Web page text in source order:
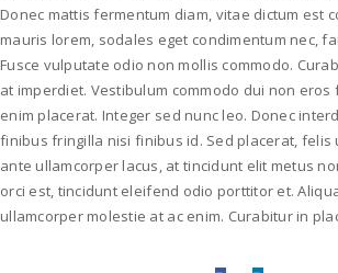
Donec mattis fermentum diam, vitae dictum est
mauris lorem, sodales eget condimentum nec,
Fusce vulputate odio non mollis commodo.
at imperdiet. Vestibulum commodo dui non eros
enim placerat. Integer sed nunc leo. Donec
finibus fringilla nisi finibus id. Sed placerat, felis
ante ullamcorper lacus, at tincidunt elit metus
orci est, tincidunt eleifend odio porttitor et.
ullamcorper molestie at ac enim. Curabitur in